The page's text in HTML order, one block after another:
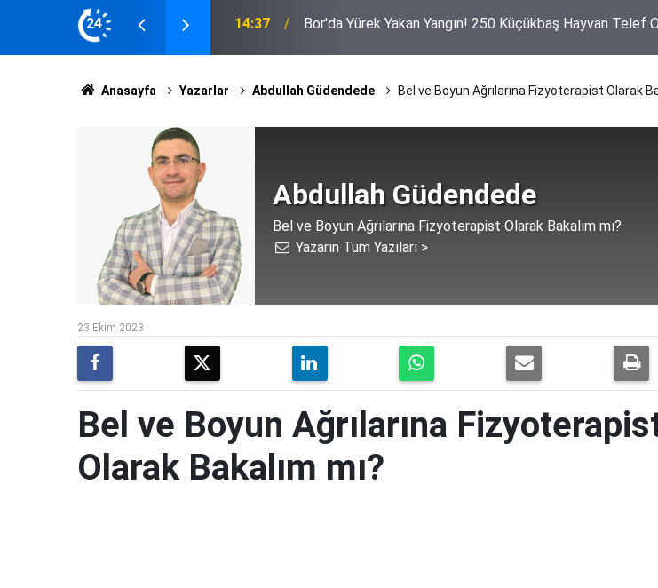
24
Oldu, 40 Ton Arpa Kül Oldu 14:18
MHP Eskil İlçe Başkan Adayı Mehmet Meral'den Birlik
İçinde Olacağız"
Anasayfa Yazarlar Abdullah Güdendede Bel ve Boyun Ağrılarına Fizyoterapist Olarak
Abdullah Güdendede
Bel ve Boyun Ağrılarına Fizyoterapist Olarak Bakalım mı?
Yazarın Tüm Yazıları >
23 Ekim 2023
Bel ve Boyun Ağrılarına
Olarak Bakalım mı?